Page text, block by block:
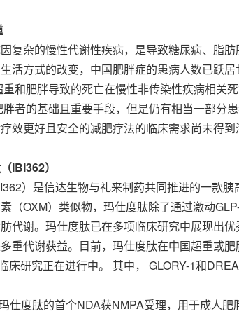
复杂的慢性代谢性疾病，是导致糖尿病、脂
活方式的改变，中国肥胖症的患病人数已跃居
和肥胖导致的死亡在慢性非传染性疾病相关
者的基础且重要手段，但是仍有相当一部分
效更好且安全的减肥疗法的临床需求尚未得到
IBI362）
）是信达生物与礼来制药共同推进的一款
（OXM）类似物，玛仕度肽除了通过激动
代谢。玛仕度肽已在多项临床研究中展现出
重代谢获益。目前，玛仕度肽在中国超重或
床研究正在进行中。 其中， GLORY-1和
仕度肽的首个NDA获NMPA受理，用于成人肥